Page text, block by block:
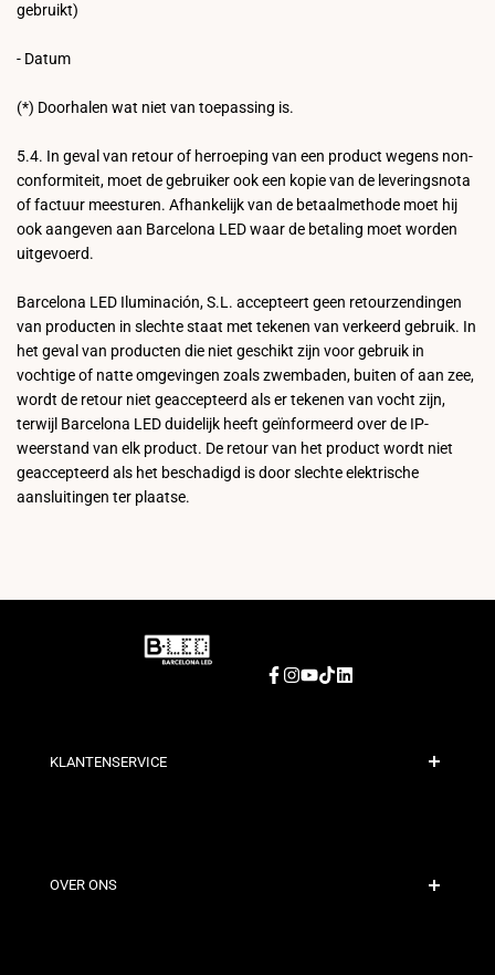
gebruikt)
- Datum
(*) Doorhalen wat niet van toepassing is.
5.4. In geval van retour of herroeping van een product wegens non-
conformiteit, moet de gebruiker ook een kopie van de leveringsnota
of factuur meesturen. Afhankelijk van de betaalmethode moet hij
ook aangeven aan Barcelona LED waar de betaling moet worden
uitgevoerd.
Barcelona LED Iluminación, S.L. accepteert geen retourzendingen
van producten in slechte staat met tekenen van verkeerd gebruik. In
het geval van producten die niet geschikt zijn voor gebruik in
vochtige of natte omgevingen zoals zwembaden, buiten of aan zee,
wordt de retour niet geaccepteerd als er tekenen van vocht zijn,
terwijl Barcelona LED duidelijk heeft geïnformeerd over de IP-
weerstand van elk product. De retour van het product wordt niet
geaccepteerd als het beschadigd is door slechte elektrische
aansluitingen ter plaatse.
Facebook
Instagram
YouTube
TikTokLinkedIn
KLANTENSERVICE
Contact
OVER ONS